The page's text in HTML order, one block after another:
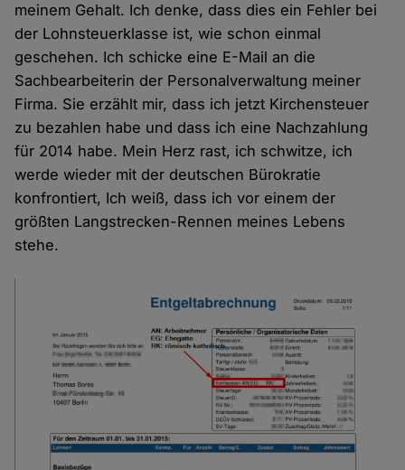
meinem Gehalt. Ich denke, dass dies ein Fehler bei
der Lohnsteuerklasse ist, wie schon einmal
geschehen. Ich schicke eine E-Mail an die
Sachbearbeiterin der Personalverwaltung meiner
Firma. Sie erzählt mir, dass ich jetzt Kirchensteuer
zu bezahlen habe und dass ich eine Nachzahlung
für 2014 habe. Mein Herz rast, ich schwitze, ich
werde wieder mit der deutschen Bürokratie
konfrontiert, Ich weiß, dass ich vor einem der
größten Langstrecken-Rennen meines Lebens
stehe.